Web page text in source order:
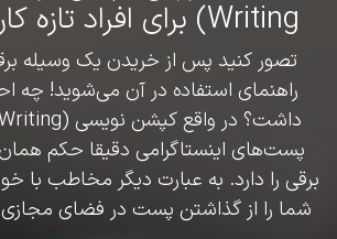
Writing) برای افراد تازه کار و حرفه‌‎ای
تصور کنید پس از خریدن یک وسیله
راهنمای استفاده در آن می‌شوید! چه
پست‌های اینستاگرامی دقیقا حکم
برقی را دارد. به عبارت دیگر مخاطب با
شما را از گذاشتن پست در فضای